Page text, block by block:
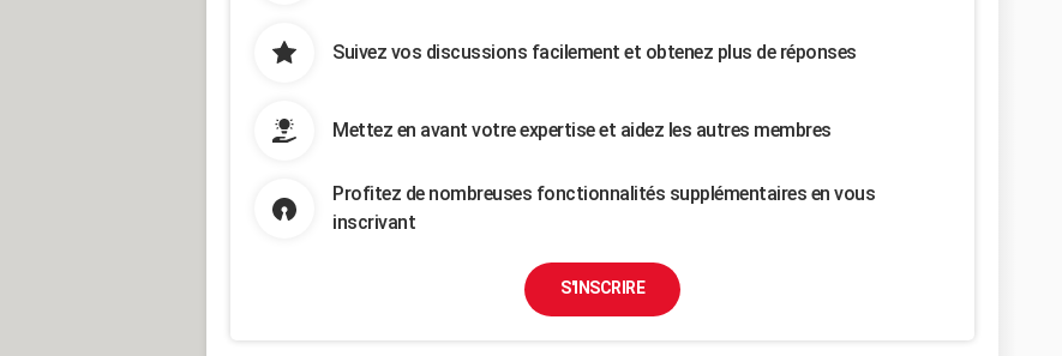
Suivez vos discussions facilement et obtenez plus de réponses
Mettez en avant votre expertise et aidez les autres membres
Profitez de nombreuses fonctionnalités supplémentaires en vous
inscrivant
S'INSCRIRE